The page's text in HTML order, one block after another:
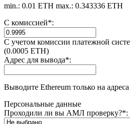
min.: 0.01 ETH max.: 0.343336 ETH
С комиссией*:
С учетом комиссии платежной
(0.0005 ETH)
Адрес для вывода*:
Выводите Ethereum только на
Персональные данные
Проходили ли вы АМЛ проверку?*: